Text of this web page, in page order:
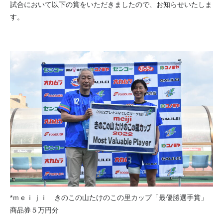
試合において以下の賞をいただきましたので、お知らせいたしま
す。
*ｍｅｉｊｉ きのこの山たけのこの里カップ「最優勝選手賞」
商品券５万円分